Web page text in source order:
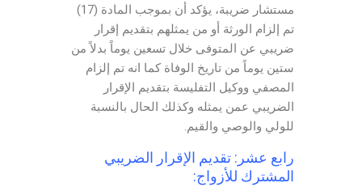
مستشار ضريبة، يؤكد أن بموجب المادة (17)
تم إلزام الورثة أو من يمثلهم بتقديم إقرار
ضريبي عن المتوفى خلال تسعين يوماً بدلاً من
ستين يوماً من تاريخ الوفاة كما انه تم إلزام
المصفي ووكيل التفليسة بتقديم الإقرار
الضريبي عمن يمثله وكذلك الحال بالنسبة
للولي والوصي والقيم.
رابع عشر: تقديم الإقرار الضريبي
المشترك للأزواج: